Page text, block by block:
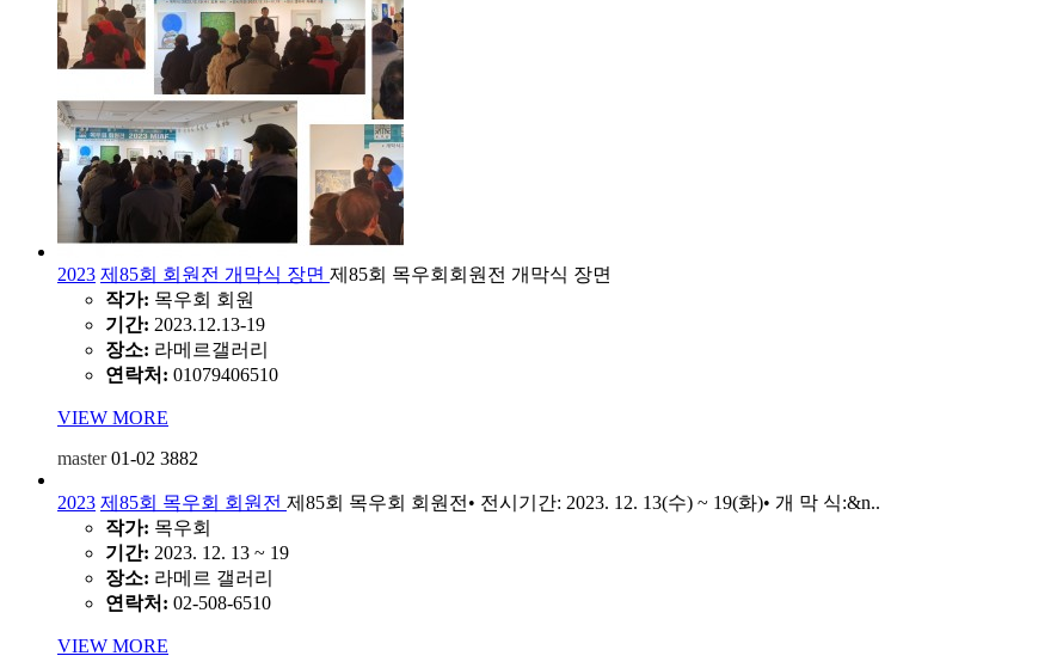
2023 제85회 회원전 개막식 장면 제85회 목우회회원전 개막식 장면
작가: 목우회 회원
기간: 2023.12.13-19
장소: 라메르갤러리
연락처: 01079406510
VIEW MORE
master 01-02 3882
2023 제85회 목우회 회원전 제85회 목우회 회원전• 전시기간: 2023. 12. 13(수) ~ 19(화)• 개 막 식:&n..
작가: 목우회
기간: 2023. 12. 13 ~ 19
장소: 라메르 갤러리
연락처: 02-508-6510
VIEW MORE